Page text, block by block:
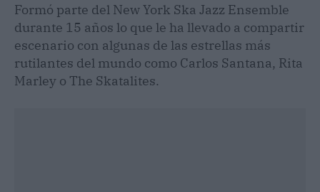
Formó parte del New York Ska Jazz Ensemble
durante 15 años lo que le ha llevado a compartir
escenario con algunas de las estrellas más
rutilantes del mundo como Carlos Santana, Rita
Marley o The Skatalites.